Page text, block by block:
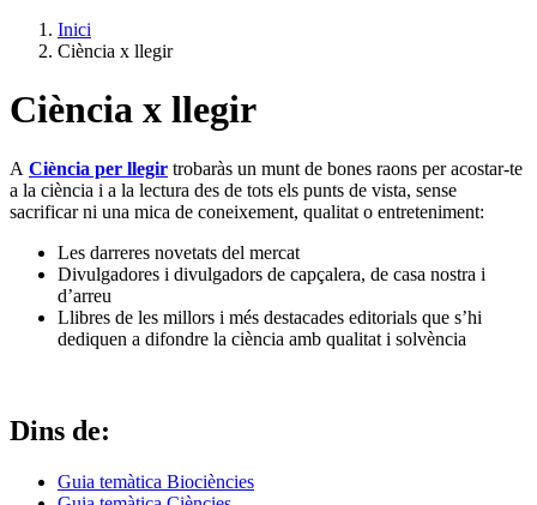
Inici
Ciència x llegir
Ciència x llegir
A Ciència per llegir trobaràs un munt de bones raons per acostar-te
a la ciència i a la lectura des de tots els punts de vista, sense
sacrificar ni una mica de coneixement, qualitat o entreteniment:
Les darreres novetats del mercat
Divulgadores i divulgadors de capçalera, de casa nostra i
d’arreu
Llibres de les millors i més destacades editorials que s’hi
dediquen a difondre la ciència amb qualitat i solvència
Dins de:
Guia temàtica Biociències